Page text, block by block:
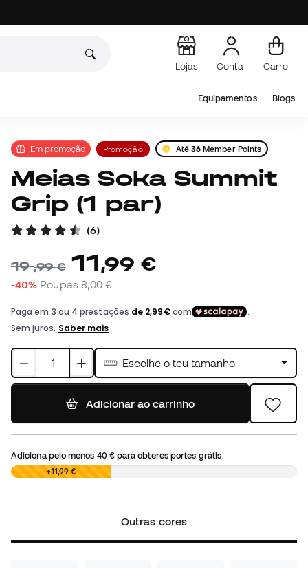
Lojas Conta Carro
Equipamentos Blogs
Em promoção Promoção Até 36 Member Points
Meias Soka Summit
Grip (1 par)
(6)
19,99 € 11,99 €
-40% Poupas 8,00 €
Escolhe o teu tamanho
Adicionar ao carrinho
Adiciona pelo menos 40 €para obteres portes grátis
0,00 € +11,99 €
Outras cores